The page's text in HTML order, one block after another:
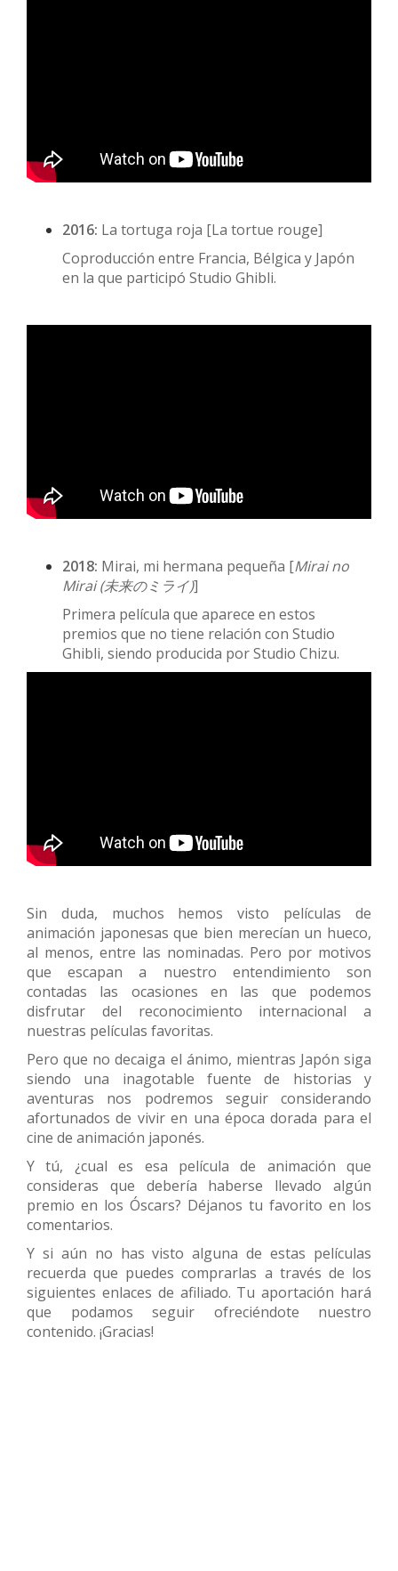
2016: La tortuga roja [La tortue rouge]
Coproducción entre Francia, Bélgica y Japón
en la que participó Studio Ghibli.
2018: Mirai, mi hermana pequeña [Mirai no
Mirai (未来のミライ)]
​Primera película que aparece en estos
premios que no tiene relación con Studio
Ghibli, siendo producida por Studio Chizu.
Sin duda, muchos hemos visto películas de
animación japonesas que bien merecían un hueco,
al menos, entre las nominadas. Pero por motivos
que escapan a nuestro entendimiento son
contadas las ocasiones en las que podemos
disfrutar del reconocimiento internacional a
nuestras películas favoritas.
Pero que no decaiga el ánimo, mientras Japón siga
siendo una inagotable fuente de historias y
aventuras nos podremos seguir considerando
afortunados de vivir en una época dorada para el
cine de animación japonés.
Y tú, ¿cual es esa película de animación que
consideras que debería haberse llevado algún
premio en los Óscars? Déjanos tu favorito en los
comentarios.
Y si aún no has visto alguna de estas películas
recuerda que puedes comprarlas a través de los
siguientes enlaces de afiliado. Tu aportación hará
que podamos seguir ofreciéndote nuestro
contenido. ¡Gracias!